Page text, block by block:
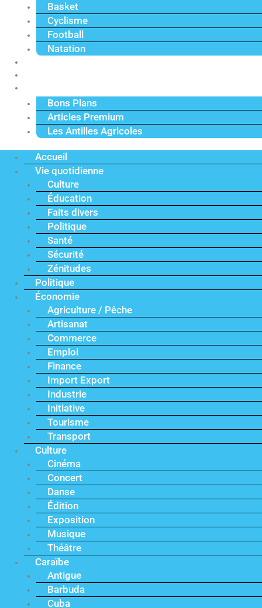
Basket
Cyclisme
Football
Natation
Bons Plans
Articles Premium
Les Antilles Agricoles
Accueil
Vie quotidienne
Culture
Éducation
Faits divers
Politique
Santé
Sécurité
Zénitudes
Politique
Économie
Agriculture / Pêche
Artisanat
Commerce
Emploi
Finance
Import Export
Industrie
Initiative
Tourisme
Transport
Culture
Cinéma
Concert
Danse
Édition
Exposition
Musique
Théâtre
Caraïbe
Antigue
Barbuda
Cuba